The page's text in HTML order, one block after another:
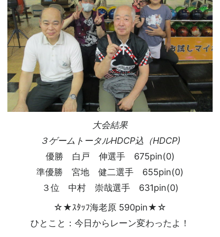
大会結果
３ゲームトータルHDCP込（HDCP)
優勝 白戸 伸選手 675pin(0)
準優勝 宮地 健二選手 655pin(0)
３位 中村 崇哉選手 631pin(0)
☆★ｽﾀｯﾌ海老原 590pin★☆
ひとこと：今日からレーン変わったよ！